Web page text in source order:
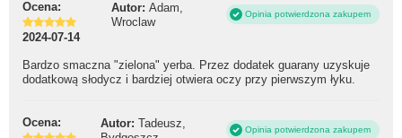
Ocena: Autor: Adam,
Wroclaw
Opinia potwierdzona zakupem
2024-07-14
Bardzo smaczna "zielona" yerba. Przez dodatek guarany uzyskuje
dodatkową słodycz i bardziej otwiera oczy przy pierwszym łyku.
Ocena: Autor: Tadeusz,
Opinia potwierdzona zakupem